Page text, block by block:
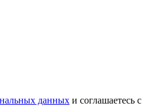
данных и соглашаетесь с